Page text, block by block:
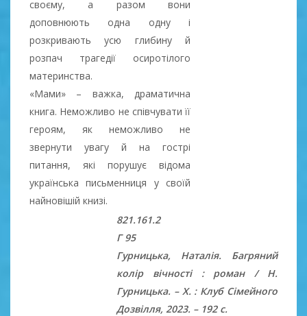
своєму, а разом вони
доповнюють одна одну і
розкривають усю глибину й
розпач трагедії осиротілого
материнства.
«Мами» – важка, драматична
книга. Неможливо не співчувати її
героям, як неможливо не
звернути увагу й на гострі
питання, які порушує відома
українська письменниця у своїй
найновішій книзі.
821.161.2
Г 95
Гурницька, Наталія. Багряний
колір вічності : роман / Н.
Гурницька. – Х. : Клуб Сімейного
Дозвілля, 2023. – 192 с.